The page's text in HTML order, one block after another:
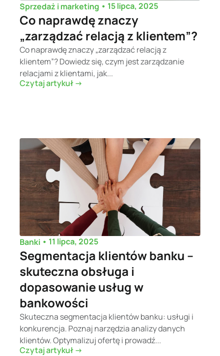
Sprzedaż i marketing • 15 lipca, 2025
Co naprawdę znaczy
„zarządzać relacją z klientem”?
Co naprawdę znaczy „zarządzać relacją z
klientem”? Dowiedz się, czym jest zarządzanie
relacjami z klientami, jak...
Czytaj artykuł ->
Banki • 11 lipca, 2025
Segmentacja klientów banku –
skuteczna obsługa i
dopasowanie usług w
bankowości
Skuteczna segmentacja klientów banku: usługi i
konkurencja. Poznaj narzędzia analizy danych
klientów. Optymalizuj ofertę i prowadź...
Czytaj artykuł ->